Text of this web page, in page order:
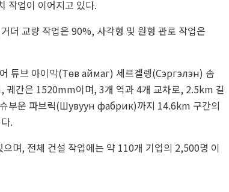
작업이 이어지고 있다.
더 교량 작업은 90%, 사각형 및 원형 관로 작업은
튜브 아이막(Төв аймаг) 세르겔렝(Сэргэлэн) 솜
간은 1520mm이며, 3개 역과 4개 교차로, 2.5km 길
슈부운 파브릭(Шувуун фабрик)까지 14.6km 구간의
.
며, 전체 건설 작업에는 약 110개 기업의 2,500명 이